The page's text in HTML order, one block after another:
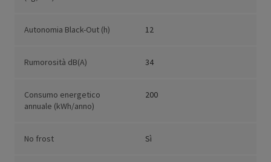
Autonomia Black-Out (h) 12
Rumorosità dB(A) 34
Consumo energetico
annuale (kWh/anno)
200
No frost Sì